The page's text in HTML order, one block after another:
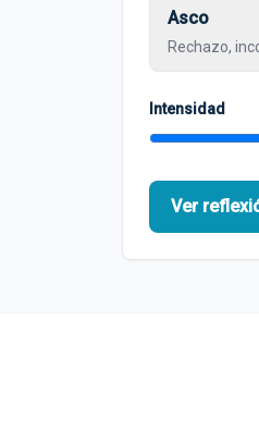
Asco
Rechazo,
Intensidad
Ver